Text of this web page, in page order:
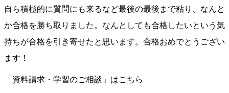
自ら積極的に質問にも来るなど最後の最後まで粘り、なんと
か合格を勝ち取りました。なんとしても合格したいという気
持ちが合格を引き寄せたと思います。合格おめでとうござい
ます！
「資料請求・学習のご相談」はこちら